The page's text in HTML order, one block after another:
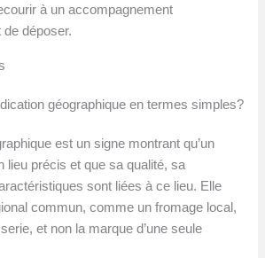
à un accompagnement
déposer.
géographique en termes simples?
est un signe montrant qu’un
lieu précis et que sa qualité, sa
sont liées à ce lieu. Elle
commun, comme un fromage local,
et non la marque d’une seule